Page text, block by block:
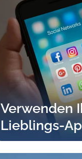
Verwenden
Lieblings-